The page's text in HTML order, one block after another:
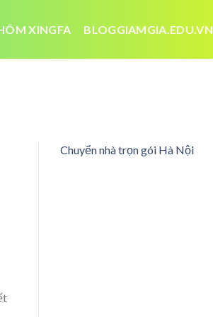
XINGFA BLOGGIAMGIA.EDU.VN
Chuyển nhà trọn gói Hà Nội